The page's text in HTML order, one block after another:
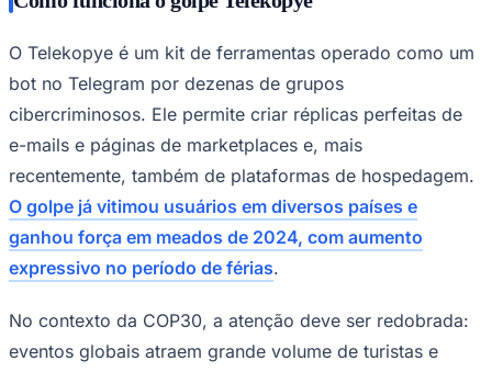
Corinthians
O Telekopye é um kit de ferramentas operado como um
bot no Telegram por dezenas de grupos
cibercriminosos. Ele permite criar réplicas perfeitas de
e-mails e páginas de marketplaces e, mais
recentemente, também de plataformas de hospedagem.
O golpe já vitimou usuários em diversos países e
ganhou força em meados de 2024, com aumento
expressivo no período de férias.
No contexto da COP30, a atenção deve ser redobrada:
eventos globais atraem grande volume de turistas e